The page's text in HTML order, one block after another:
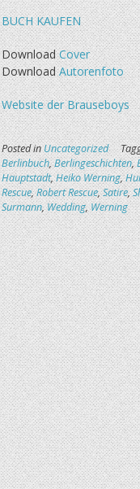
BUCH KAUFEN
DownloadCover
DownloadAutorenfoto
Website der Brauseboys
Posted inUncategorized
Berlinbuch,Berlingeschichten,
Hauptstadt,Heiko Werning,
Rescue,Robert Rescue,Satire,
Surmann,Wedding,Werning